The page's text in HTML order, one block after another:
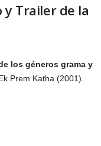
y Trailer de la
los géneros grama y
Prem Katha (2001).